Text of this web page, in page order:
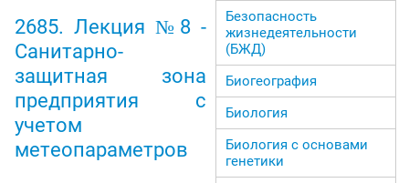
2685. Лекция №8 -
Санитарно-
защитная зона
предприятия с
учетом
метеопараметров
Безопасность
жизнедеятельности
(БЖД)
Биогеография
Биология
Биология с основами
генетики